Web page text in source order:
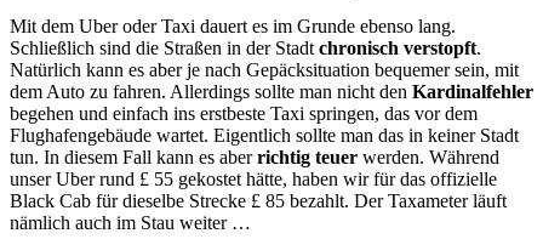
Mit dem Uber oder Taxi dauert es im Grunde ebenso lang.
Schließlich sind die Straßen in der Stadt chronisch verstopft.
Natürlich kann es aber je nach Gepäcksituation bequemer sein, mit
dem Auto zu fahren. Allerdings sollte man nicht den Kardinalfehler
begehen und einfach ins erstbeste Taxi springen, das vor dem
Flughafengebäude wartet. Eigentlich sollte man das in keiner Stadt
tun. In diesem Fall kann es aberrichtig teuer werden. Während
unser Uber rund £ 55 gekostet hätte, haben wir für das offizielle
Black Cab für dieselbe Strecke £ 85 bezahlt. Der Taxameter läuft
nämlich auch im Stau weiter …